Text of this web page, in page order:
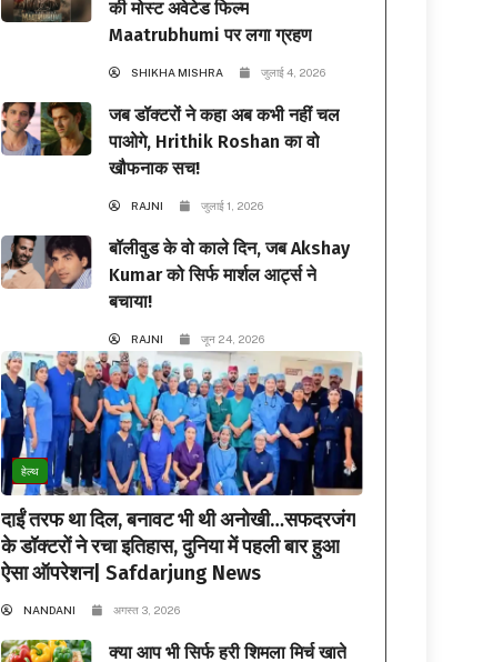
की मोस्ट अवेटेड फिल्म
Maatrubhumi पर लगा ग्रहण
SHIKHA MISHRA जुलाई 4, 2026
जब डॉक्टरों ने कहा अब कभी नहीं चल
पाओगे, Hrithik Roshan का वो
खौफनाक सच!
RAJNI जुलाई 1, 2026
बॉलीवुड के वो काले दिन, जब Akshay
Kumar को सिर्फ मार्शल आर्ट्स ने
बचाया!
RAJNI जून 24, 2026
हेल्थ
दाईं तरफ था दिल, बनावट भी थी अनोखी…सफदरजंग
के डॉक्टरों ने रचा इतिहास, दुनिया में पहली बार हुआ
ऐसा ऑपरेशन| Safdarjung News
NANDANI अगस्त 3, 2026
क्या आप भी सिर्फ हरी शिमला मिर्च खाते